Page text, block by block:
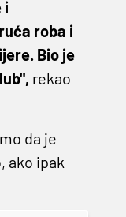
i
roba i
Bio je
rekao
da je
ako ipak